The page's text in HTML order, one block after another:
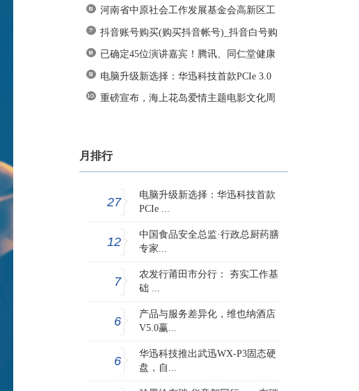
河南省中原社会工作发展基金会高新区工
抖音账号购买(购买抖音帐号)_抖音白号购
已确定45位演讲嘉宾！腾讯、同仁堂健康
电脑升级新选择：华迅科技首款PCIe 3.0
重磅宣布，海上花岛爱情主题电影文化周
月排行
27
电脑升级新选择：华迅科技首款
PCIe ...
12
中国食品安全总监·行政总厨药膳
专家...
7
农发行莆田市分行： 夯实工作基
础 ...
6
产品与服务差异化，维也纳酒店
V5.0赢...
6
华迅科技推出武迅WX-P3固态硬
盘，自...